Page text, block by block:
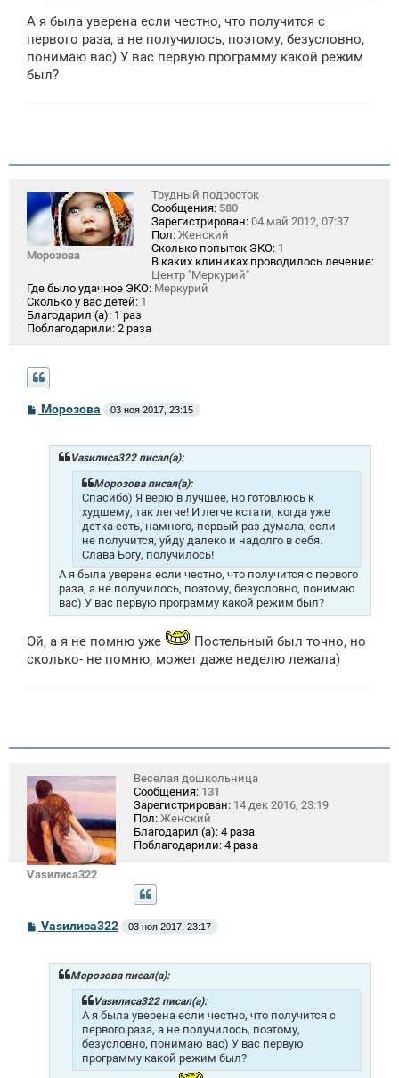
А я была уверена если честно, что получится с
первого раза, а не получилось, поэтому, безусловно,
понимаю вас) У вас первую программу какой режим
был?
Морозова
Трудный подросток
Сообщения: 580
Зарегистрирован: 04 май 2012, 07:37
Пол: Женский
Сколько попыток ЭКО: 1
В каких клиниках проводилось лечение:
Центр "Меркурий"
Где было удачное ЭКО: Меркурий
Сколько у вас детей: 1
Благодарил (а): 1 раз
Поблагодарили: 2 раза
С
о
Морозова 03 ноя 2017, 23:15
Vasилиса322 писал(а):
Морозова писал(а):
Спасибо) Я верю в лучшее, но готовлюсь к
худшему, так легче! И легче кстати, когда уже
детка есть, намного, первый раз думала, если
не получится, уйду далеко и надолго в себя.
Слава Богу, получилось!
А я была уверена если честно, что получится с первого
раза, а не получилось, поэтому, безусловно, понимаю
вас) У вас первую программу какой режим был?
Ой, а я не помню уже
Постельный был точно, но
сколько- не помню, может даже неделю лежала)
Vasилиса322
Веселая дошкольница
Сообщения: 131
Зарегистрирован: 14 дек 2016, 23:19
Пол: Женский
Благодарил (а): 4 раза
Поблагодарили: 4 раза
СVasилиса322 03 ноя 2017, 23:17
Морозова писал(а):
Vasилиса322 писал(а):
А я была уверена если честно, что получится с
первого раза, а не получилось, поэтому,
безусловно, понимаю вас) У вас первую
программу какой режим был?